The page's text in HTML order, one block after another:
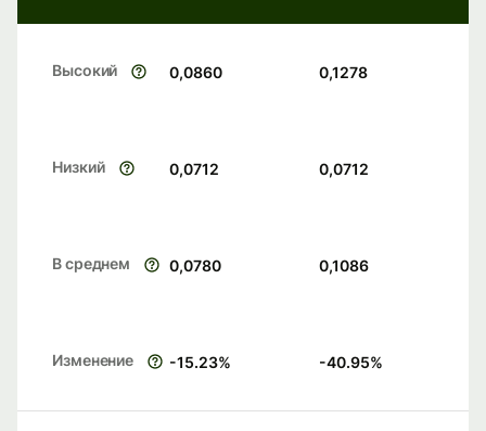
Высокий 0,0860 0,1278
Низкий 0,0712 0,0712
В среднем 0,0780 0,1086
Изменение -15.23% -40.95%